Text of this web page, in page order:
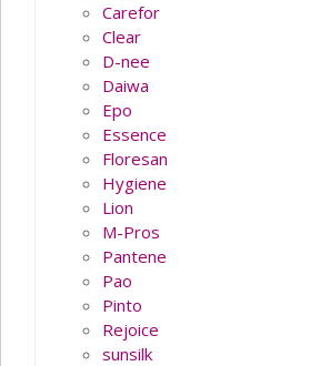
Carefor
Clear
D-nee
Daiwa
Epo
Essence
Floresan
Hygiene
Lion
M-Pros
Pantene
Pao
Pinto
Rejoice
sunsilk